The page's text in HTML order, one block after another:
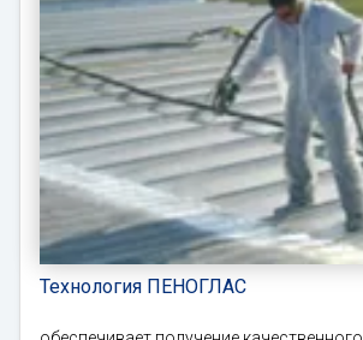
Технология ПЕНОГЛАС